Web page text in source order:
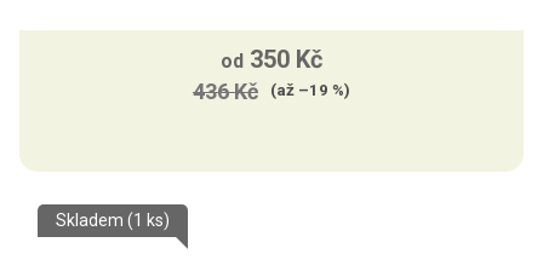
od 350 Kč
436 Kč (až –19 %)
Skladem (1 ks)